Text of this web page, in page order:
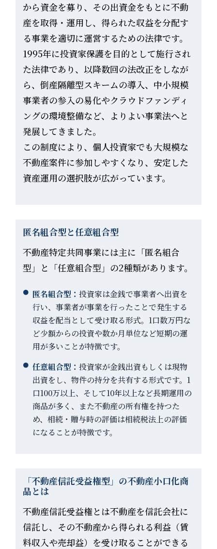
から資金を募り、その出資金をもとに不動
産を取得・運用し、得られた収益を分配す
る事業を適切に運営するための法律です。
1995年に投資家保護を目的として施行され
た法律であり、以降数回の法改正をしなが
ら、倒産隔離型スキームの導入、中小規模
事業者の参入の易化やクラウドファンディ
ングの環境整備など、よりよい事業法へと
発展してきました。
この制度により、個人投資家でも大規模な
不動産案件に参加しやすくなり、安定した
資産運用の選択肢が広がっています。
匿名組合型と任意組合型
不動産特定共同事業には主に「匿名組合
型」と「任意組合型」の2種類があります。
匿名組合型： 投資家は金銭で事業者へ出資を
行い、事業者が事業を行ったことで発生する
収益を配当として受け取る形式。1口数万円な
ど少額からの投資や数か月単位など短期の運
用が多いことが特徴です。
任意組合型： 投資家が金銭出資もしくは現物
出資をし、物件の持分を共有する形式です。1
口100万以上、そして10年以上など長期運用の
商品が多く、また不動産の所有権を持つた
め、相続・贈与時の評価は相続税法上の評価
になることが特徴です。
「不動産信託受益権型」の不動産小口化商
品とは
不動産信託受益権とは不動産を信託会社に
信託し、その不動産から得られる利益（賃
料収入や売却益）を受け取ることができる